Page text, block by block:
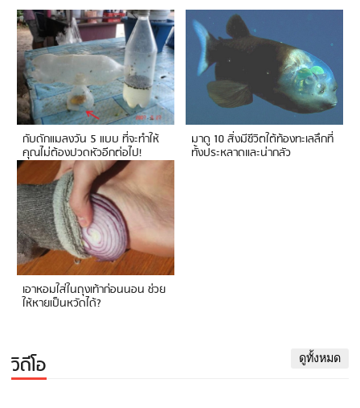
กับดักแมลงวัน 5 แบบ ที่จะทำให้
คุณไม่ต้องปวดหัวอีกต่อไป!
มาดู 10 สิ่งมีชีวิตใต้ท้องทะเลลึกที่
ทั้งประหลาดและน่ากลัว
เอาหอมใส่ในถุงเท้าก่อนนอน ช่วย
ให้หายเป็นหวัดได้?
วิดีโอ ดูทั้งหมด